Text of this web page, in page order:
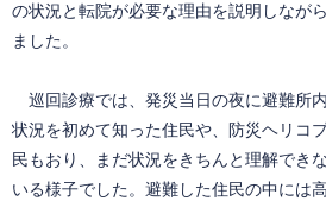
の状況と転院が必要な理由を説明しなが
ました。
巡回診療では、発災当日の夜に避難所
状況を初めて知った住民や、防災ヘリコ
民もおり、まだ状況をきちんと理解でき
いる様子でした。避難した住民の中には